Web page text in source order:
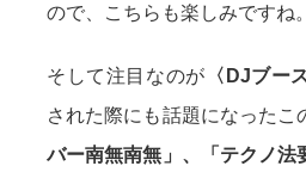
ので、こちらも楽しみですね。
そして注目なのが 〈DJブー
された際にも話題になったこ
バー南無南無」、「テクノ法